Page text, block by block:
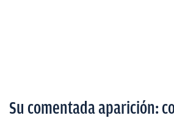
Su comentada aparición: